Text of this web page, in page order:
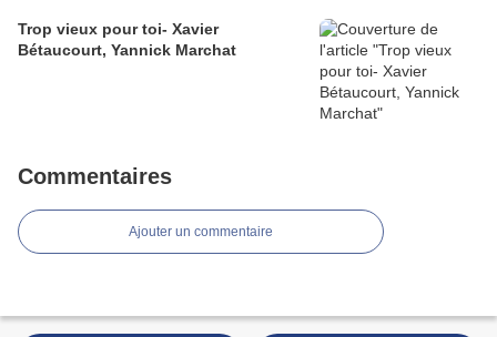
Trop vieux pour toi- Xavier
Bétaucourt, Yannick Marchat
Commentaires
Ajouter un commentaire